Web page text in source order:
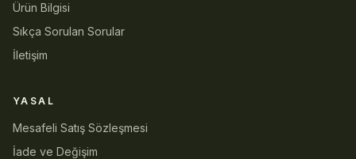
Ürün Bilgisi
Sıkça Sorulan Sorular
İletişim
YASAL
Mesafeli Satış Sözleşmesi
İade ve Değişim